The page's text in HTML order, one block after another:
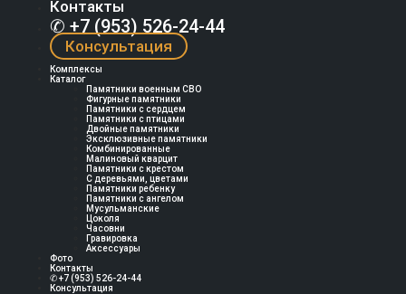
Контакты
✆ +7 (953) 526-24-44
Консультация
Комплексы
Каталог
Памятники военным СВО
Фигурные памятники
Памятники с сердцем
Памятники с птицами
Двойные памятники
Эксклюзивные памятники
Комбинированные
Малиновый кварцит
Памятники с крестом
С деревьями, цветами
Памятники ребенку
Памятники с ангелом
Мусульманские
Цоколя
Часовни
Гравировка
Аксессуары
Фото
Контакты
✆ +7 (953) 526-24-44
Консультация